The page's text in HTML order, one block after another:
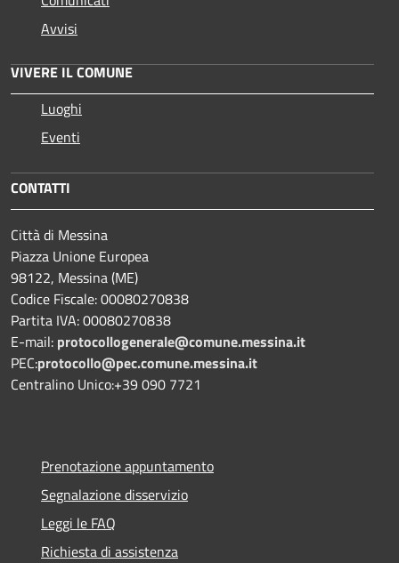
Avvisi
VIVERE IL COMUNE
Luoghi
Eventi
CONTATTI
Città di Messina
Piazza Unione Europea
98122, Messina (ME)
Codice Fiscale: 00080270838
Partita IVA: 00080270838
E-mail: protocollogenerale@comune.messina.it
PEC:protocollo@pec.comune.messina.it
Centralino Unico:+39 090 7721
Prenotazione appuntamento
Segnalazione disservizio
Leggi le FAQ
Richiesta di assistenza